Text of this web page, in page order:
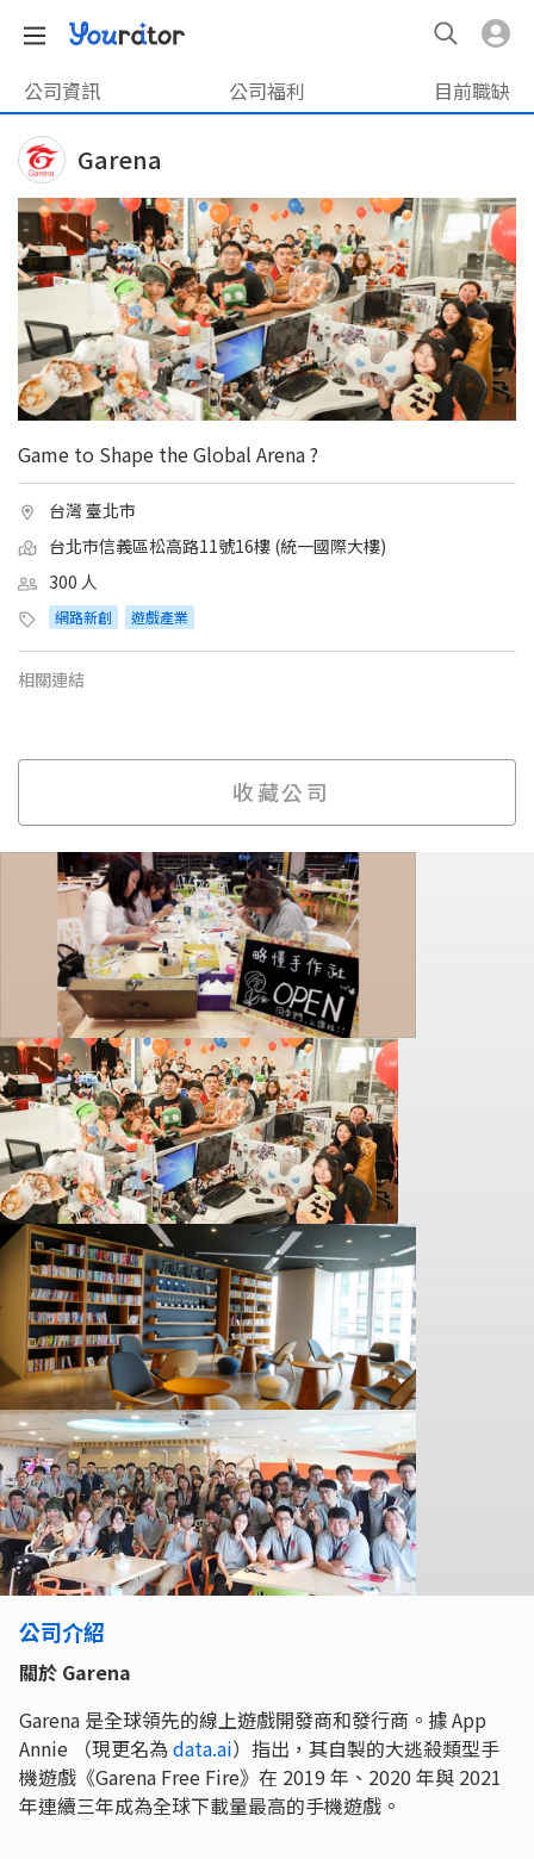
公司資訊 公司福利 目前職缺
Garena
Game to Shape the Global Arena ?
台灣 臺北市
台北市信義區松高路11號16樓 (統一國際大樓)
300 人
網路新創 遊戲產業
相關連結
收藏公司
公司介紹
​關於 Garena
Garena 是全球領先的線上遊戲開發商和發行商。據 App
Annie （現更名為data.ai）指出，其自製的大逃殺類型手
機遊戲《Garena Free Fire》在 2019 年、2020 年與 2021
年連續三年成為全球下載量最高的手機遊戲。